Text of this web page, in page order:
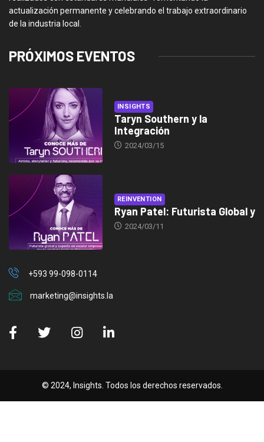
actualización permanente y celebrando el trabajo extraordinario
de la industria local.
PRÓXIMOS EVENTOS
INSIGHTS
Taryn Southern y la
Integración
2024/03/15
REINVENTION
Ryan Patel: Futurista Global y
2024/03/11
+593 99-098-0114
marketing@insights.la
© 2024, Insights. Todos los derechos reservados.